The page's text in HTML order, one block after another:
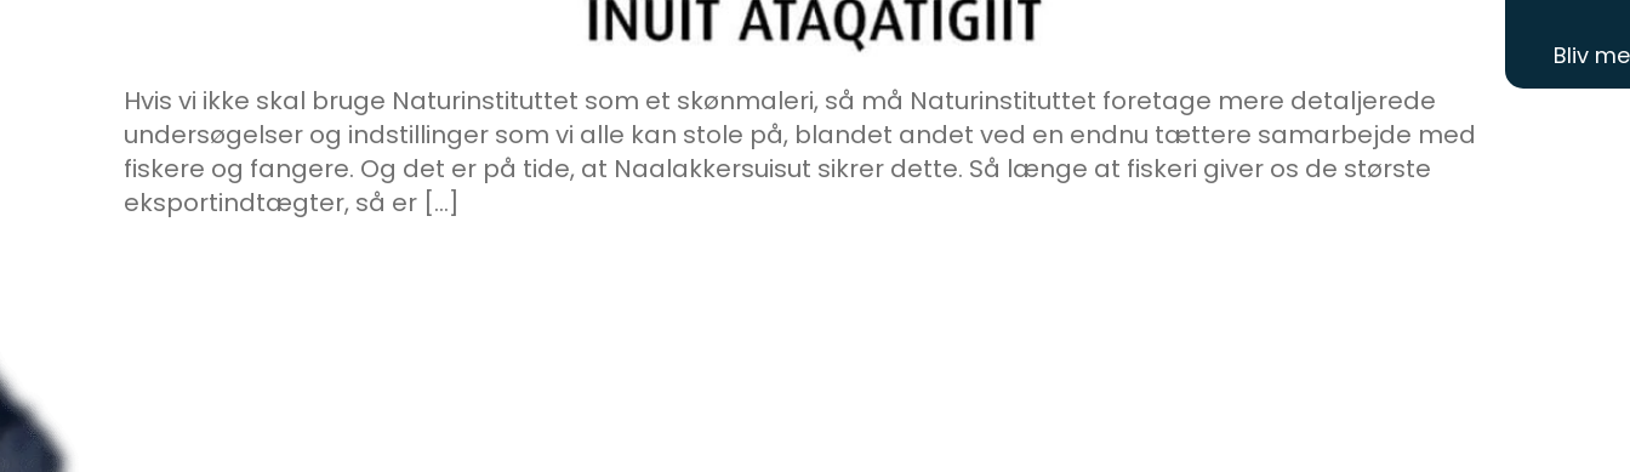
Bliv
Hvis vi ikke skal bruge Naturinstituttet som et skønmaleri, så må Naturinstituttet foretage mere detaljerede
undersøgelser og indstillinger som vi alle kan stole på, blandet andet ved en endnu tættere samarbejde med
fiskere og fangere. Og det er på tide, at Naalakkersuisut sikrer dette. Så længe at fiskeri giver os de største
eksportindtægter, så er […]